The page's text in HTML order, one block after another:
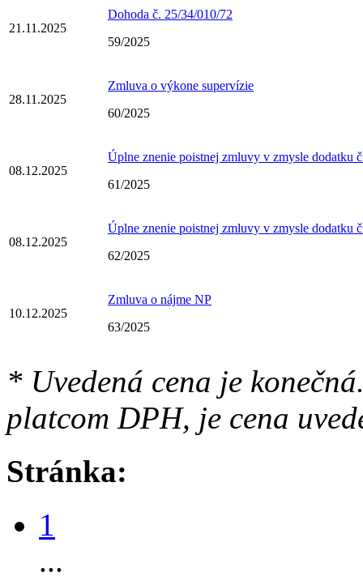
21.11.2025
Dohoda č. 25/34/010/72
59/2025
28.11.2025
Zmluva o výkone supervízie
60/2025
08.12.2025
Úplne znenie poistnej zmluvy v zmysle dodatku
61/2025
08.12.2025
Úplne znenie poistnej zmluvy v zmysle dodatku
62/2025
10.12.2025
Zmluva o nájme NP
63/2025
* Uvedená cena je
platcom DPH, je cena
Stránka:
1
...